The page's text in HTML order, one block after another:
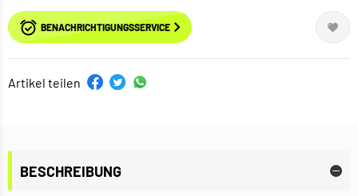
BENACHRICHTIGUNGSSERVICE
Artikel teilen
BESCHREIBUNG